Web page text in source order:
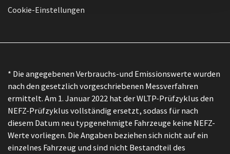
Cookie-Einstellungen
* Die angegebenen Verbrauchs-und Emissionswerte wurden
nach den gesetzlich vorgeschriebenen Messverfahren
ermittelt. Am 1. Januar 2022 hat der WLTP-Prüfzyklus den
NEFZ-Prüfzyklus vollständig ersetzt, sodass für nach
diesem Datum neu typgenehmigte Fahrzeuge keine NEFZ-
Werte vorliegen. Die Angaben beziehen sich nicht auf ein
einzelnes Fahrzeug und sind nicht Bestandteil des